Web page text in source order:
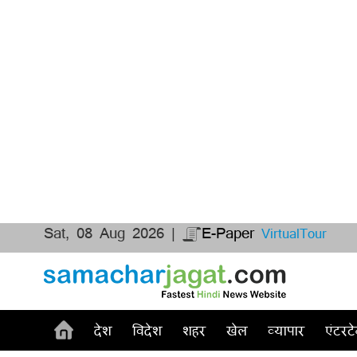
Sat, 08 Aug 2026 | E-Paper VirtualTour
देश विदेश शहर खेल व्यापार